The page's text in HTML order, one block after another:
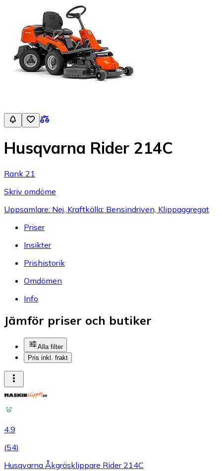
Husqvarna Rider 214C
Rank 21
Skriv omdöme
Uppsamlare: Nej, Kraftkälla: Bensindriven, Klippaggregat
Priser
Insikter
Prishistorik
Omdömen
Info
Jämför priser och butiker
Alla filter
Pris inkl. frakt
4.9
(54)
Husqvarna Åkgräsklippare Rider 214C